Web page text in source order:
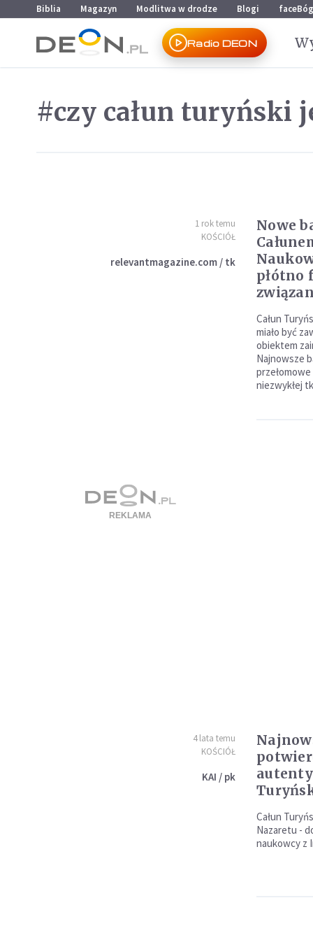
Przejdź do menu głównego
Przejdź do treści
Biblia Magazyn Modlitwa w drodze Blogi faceBóg
Radio DEON
#czy całun turyński
1 rok temu
KOŚCIÓŁ
relevantmagazine.com / tk
Nowe
płótno
Całun
miało być
obiektem
Najnowsze
niezwykłej
4 lata temu
KOŚCIÓŁ
KAI / pk
Całun
Nazaretu -
naukowcy z